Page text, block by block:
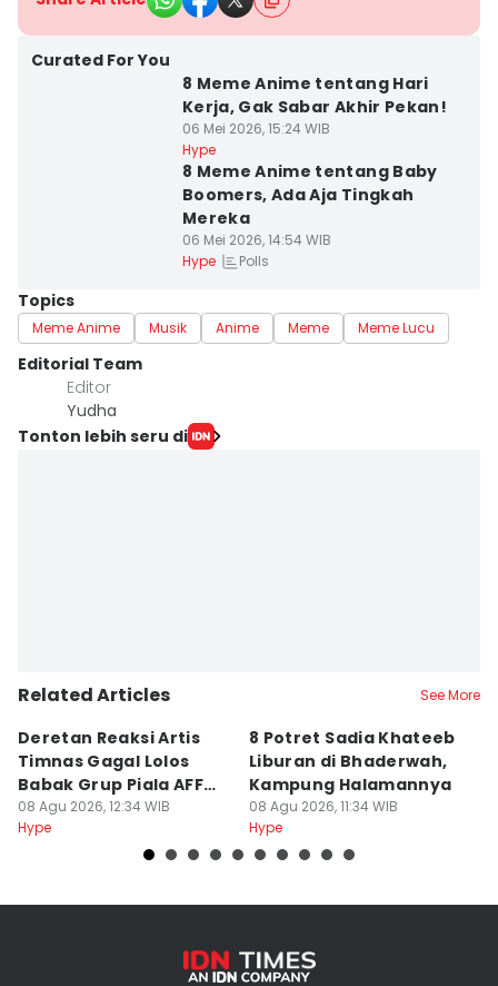
Curated For You
8 Meme Anime tentang Hari
Kerja, Gak Sabar Akhir Pekan!
06 Mei 2026, 15:24 WIB
Hype
8 Meme Anime tentang Baby
Boomers, Ada Aja Tingkah
Mereka
06 Mei 2026, 14:54 WIB
Hype
Polls
Topics
Meme Anime Musik Anime Meme Meme Lucu
Editorial Team
Editor
Yudha ‎
Tonton lebih seru di
Related Articles See More
Deretan Reaksi Artis
Timnas Gagal Lolos
Babak Grup Piala AFF
2026
08 Agu 2026, 12:34 WIB
Hype
8 Potret Sadia Khateeb
Liburan di Bhaderwah,
Kampung Halamannya
08 Agu 2026, 11:34 WIB
Hype